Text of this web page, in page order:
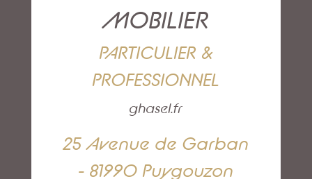
MOBILIER
PARTICULIER &
PROFESSIONNEL
ghasel.fr
25 Avenue de Garban
- 81990 Puygouzon